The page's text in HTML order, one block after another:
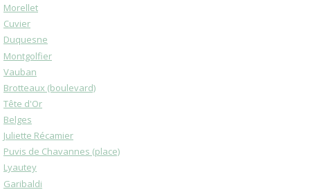
Morellet
Cuvier
Duquesne
Montgolfier
Vauban
Brotteaux (boulevard)
Tête d'Or
Belges
Juliette Récamier
Puvis de Chavannes (place)
Lyautey
Garibaldi